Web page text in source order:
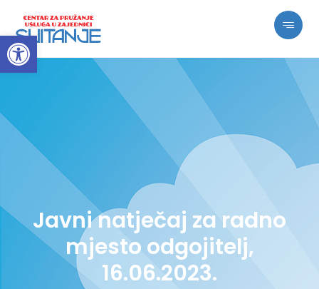
Open toolbar
Javni natječaj za radno
mjesto odgojitelj,
16.06.2023.